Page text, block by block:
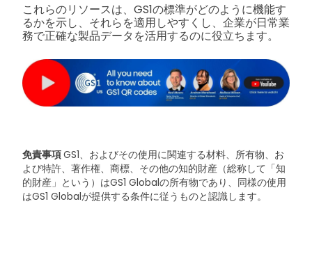
これらのリソースは、GS1の標準がどのように機能す
るかを示し、それらを適用しやすくし、企業が日常業
務で正確な製品データを活用するのに役立ちます。
免責事項GS1、およびその使用に関連する材料、所有物、お
よび特許、著作権、商標、その他の知的財産（総称して「知
的財産」という）はGS1 Globalの所有物であり、同様の使用
はGS1 Globalが提供する条件に従うものと認識します。